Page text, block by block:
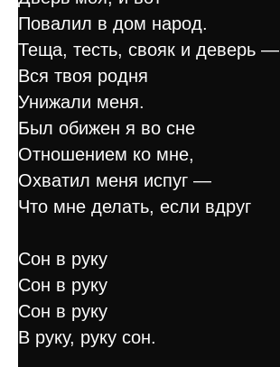
Повалил в дом народ.
Теща, тесть, свояк и деверь —
Вся твоя родня
Унижали меня.
Был обижен я во сне
Отношением ко мне,
Охватил меня испуг —
Что мне делать, если вдруг
Сон в руку
Сон в руку
Сон в руку
В руку, руку сон.